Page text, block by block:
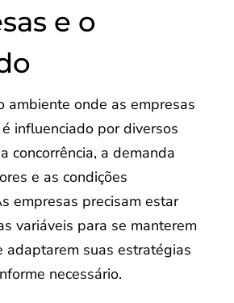
e o
ambiente onde as empresas
influenciado por diversos
concorrência, a demanda
e as condições
empresas precisam estar
variáveis para se manterem
adaptarem suas estratégias
necessário.